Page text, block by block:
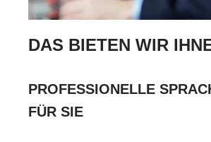
DAS BIETEN WIR
PROFESSIONELLE
FÜR SIE